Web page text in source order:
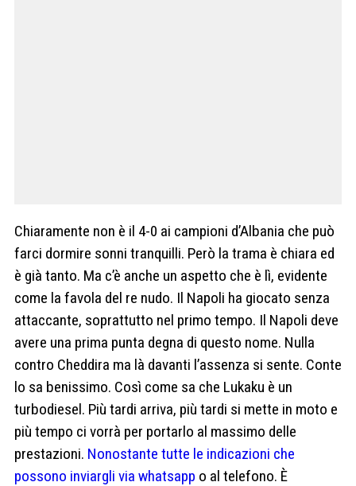
Chiaramente non è il 4-0 ai campioni d’Albania che può
farci dormire sonni tranquilli. Però la trama è chiara ed
è già tanto. Ma c’è anche un aspetto che è lì, evidente
come la favola del re nudo. Il Napoli ha giocato senza
attaccante, soprattutto nel primo tempo. Il Napoli deve
avere una prima punta degna di questo nome. Nulla
contro Cheddira ma là davanti l’assenza si sente. Conte
lo sa benissimo. Così come sa che Lukaku è un
turbodiesel. Più tardi arriva, più tardi si mette in moto e
più tempo ci vorrà per portarlo al massimo delle
prestazioni. Nonostante tutte le indicazioni che
possono inviargli via whatsapp o al telefono. È